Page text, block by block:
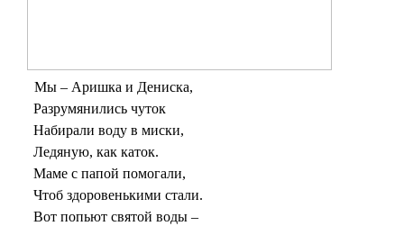
Мы – Аришка и Дениска,
Разрумянились чуток
Набирали воду в миски,
Ледяную, как каток.
Маме с папой помогали,
Чтоб здоровенькими стали.
Вот попьют святой воды –